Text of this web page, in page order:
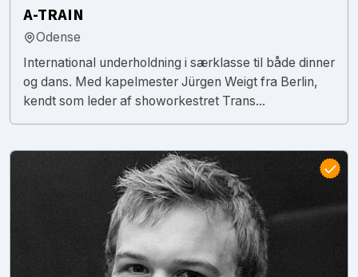
A-TRAIN
Odense
International underholdning i særklasse til både dinner
og dans. Med kapelmester Jürgen Weigt fra Berlin,
kendt som leder af showorkestret Trans...